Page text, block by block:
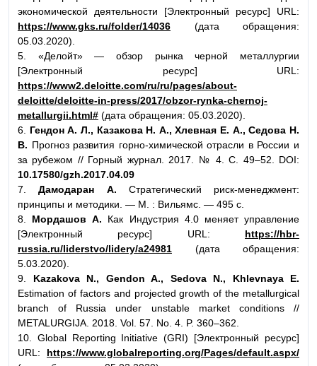
экономической деятельности [Электронный ресурс] URL:
https://www.gks.ru/folder/14036 (дата обращения:
05.03.2020).
5. «Делойт» — обзор рынка черной металлургии
[Электронный ресурс] URL:
https://www2.deloitte.com/ru/ru/pages/about-
deloitte/deloitte-in-press/2017/obzor-rynka-chernoj-
metallurgii.html# (дата обращения: 05.03.2020).
6.
Гендон А. Л., Казакова Н. А., Хлевная Е. А., Седова Н.
В. Прогноз развития горно-химической отрасли в России и
за рубежом // Горный журнал. 2017. № 4. С. 49–52. DOI:
10.17580/gzh.2017.04.09
7.Дамодаран А. Стратегический риск-менеджмент:
принципы и методики. — М. : Вильямс. — 495 с.
8. Мордашов А. Как Индустрия 4.0 меняет управление
[Электронный ресурс] URL: https://hbr-
russia.ru/liderstvo/lidery/a24981 (дата обращения:
5.03.2020).
9. Kazakova N., Gendon A., Sedova N., Khlevnaya E.
Estimation of factors and projected growth of the metallurgical
branch of Russia under unstable market conditions //
METALURGIJA. 2018. Vol. 57. No. 4. P. 360–362.
10. Global Reporting Initiative (GRI) [Электронный ресурс]
URL: https://www.globalreporting.org/Pages/default.aspx/